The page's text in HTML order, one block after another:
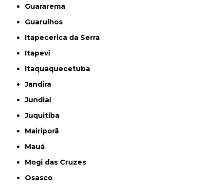
Guararema
Guarulhos
Itapecerica da Serra
Itapevi
Itaquaquecetuba
Jandira
Jundiaí
Juquitiba
Mairiporã
Mauá
Mogi das Cruzes
Osasco